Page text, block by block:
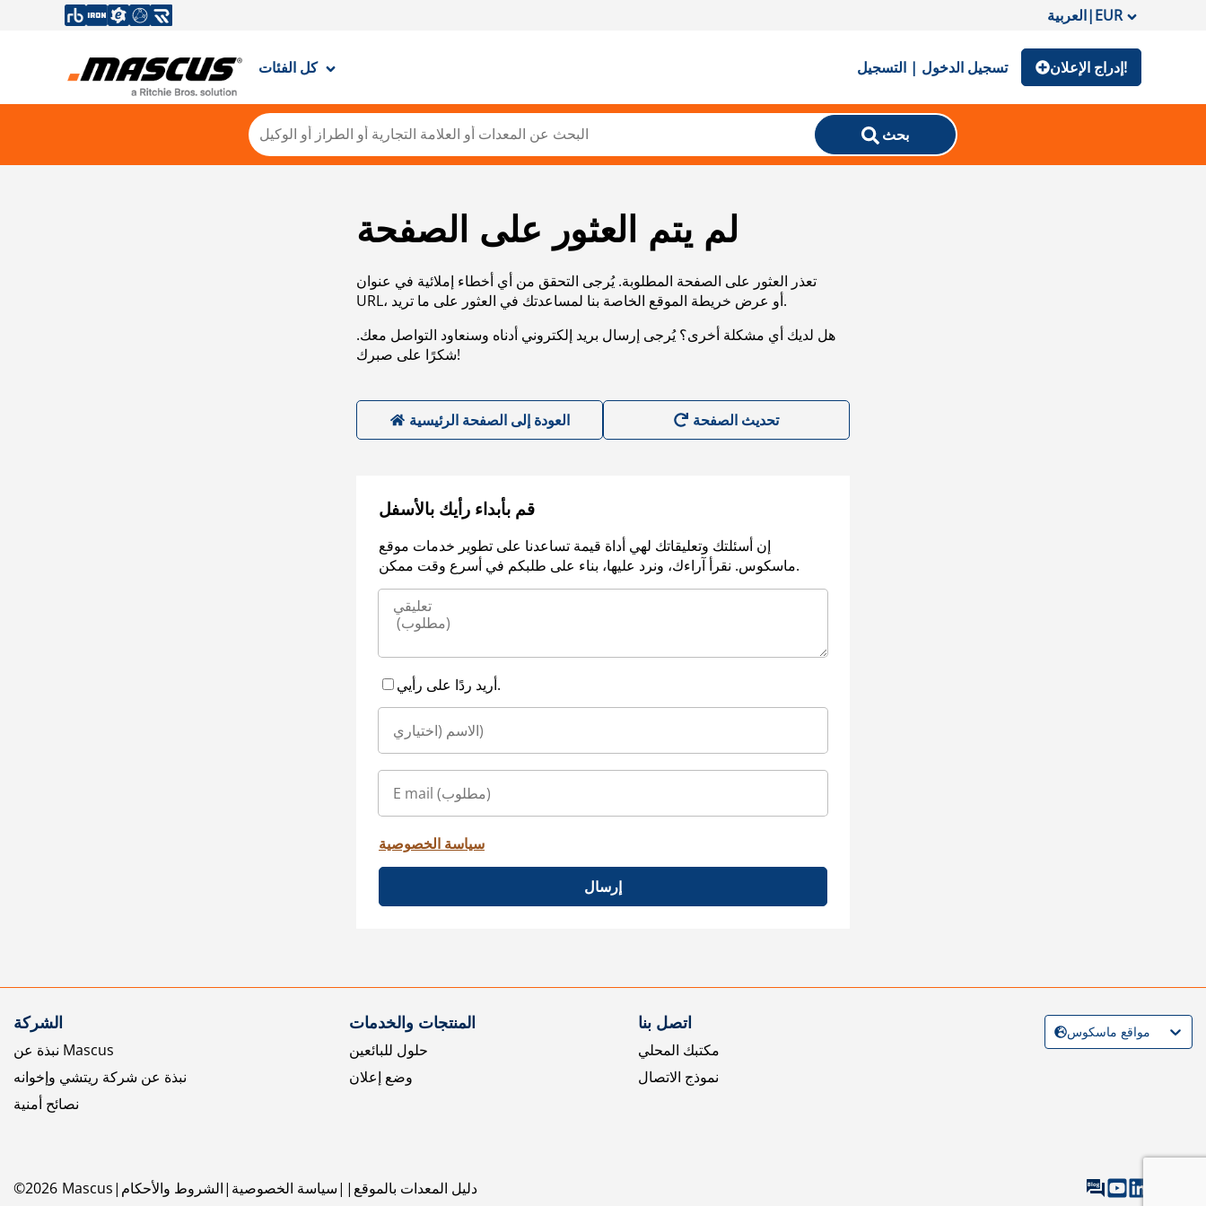
العربية|EUR
كل الفئات تسجيل الدخول | التسجيل إدراج الإعلان!
بحث
لم يتم العثور على الصفحة
تعذر العثور على الصفحة المطلوبة. يُرجى التحقق من أي أخطاء إملائية في عنوان
URL، أو عرض خريطة الموقع الخاصة بنا لمساعدتك في العثور على ما تريد.
هل لديك أي مشكلة أخرى؟ يُرجى إرسال بريد إلكتروني أدناه وسنعاود التواصل معك.
شكرًا على صبرك!
العودة إلى الصفحة الرئيسية
قم بأبداء رأيك بالأسفل
إن أسئلتك وتعليقاتك لهي أداة قيمة تساعدنا على تطوير خدمات موقع
ماسكوس. نقرأ آراءك، ونرد عليها، بناء على طلبكم في أسرع وقت ممكن.
أريد ردًا على رأيي.
سياسة الخصوصية
إرسال
الشركة
نبذة عن Mascus
نبذة عن شركة ريتشي وإخوانه
نصائح أمنية
المنتجات والخدمات
حلول للبائعين
وضع إعلان
اتصل بنا
مكتبك المحلي
نموذج الاتصال
©2026 Mascus الشروط والأحكام سياسة الخصوصية دليل المعدات بالموقع
مواقع ماسكوس